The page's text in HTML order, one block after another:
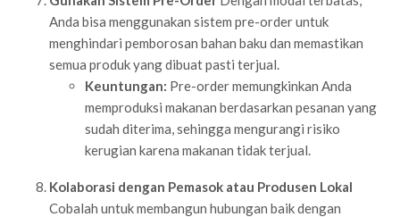
Anda bisa menggunakan sistem pre-order untuk
menghindari pemborosan bahan baku dan memastikan
semua produk yang dibuat pasti terjual.
Keuntungan: Pre-order memungkinkan Anda
memproduksi makanan berdasarkan pesanan yang
sudah diterima, sehingga mengurangi risiko
kerugian karena makanan tidak terjual.
Kolaborasi dengan Pemasok atau Produsen Lokal
Cobalah untuk membangun hubungan baik dengan